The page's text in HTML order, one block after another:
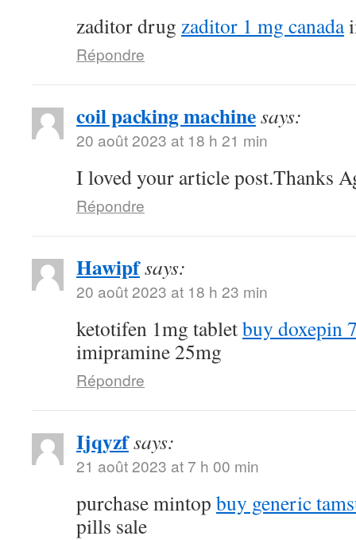
zaditor drug zaditor 1 mg canada
Répondre
coil packing machinesays:
20 août 2023 at 18 h 21 min
I loved your article post.Thanks
Répondre
Hawipfsays:
20 août 2023 at 18 h 23 min
ketotifen 1mg tabletbuy doxepin
imipramine 25mg
Répondre
Ijqyzfsays:
21 août 2023 at 7 h 00 min
purchase mintop buy generic
pills sale